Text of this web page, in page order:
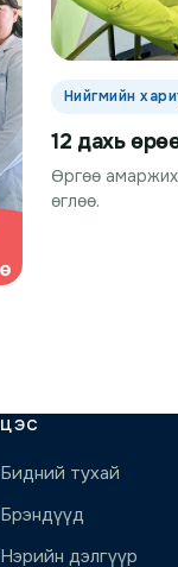
Нийгмийн
12 дахь
Өргөө амаржих
өглөө.
ЦЭС
Бидний тухай
Брэндүүд
Нэрийн дэлгүүр